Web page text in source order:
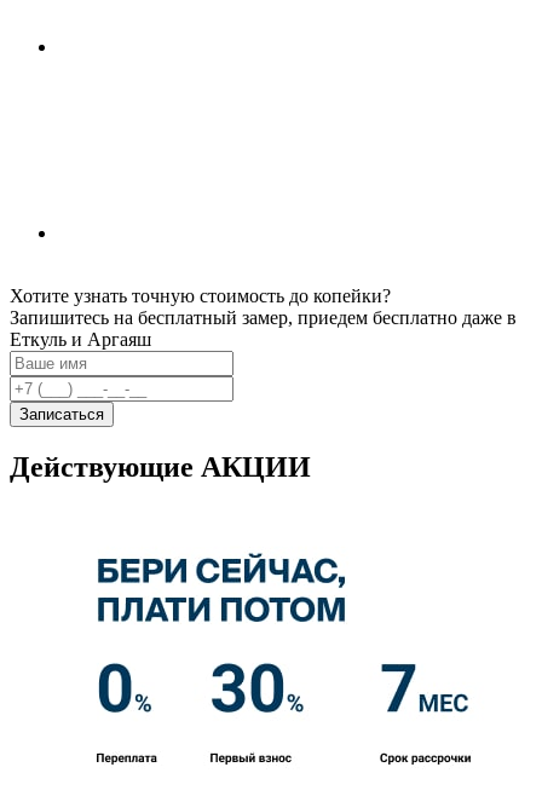
Хотите узнать точную стоимость до копейки?
Запишитесь на бесплатный замер, приедем бесплатно даже в
Еткуль и Аргаяш
Записаться
Действующие АКЦИИ